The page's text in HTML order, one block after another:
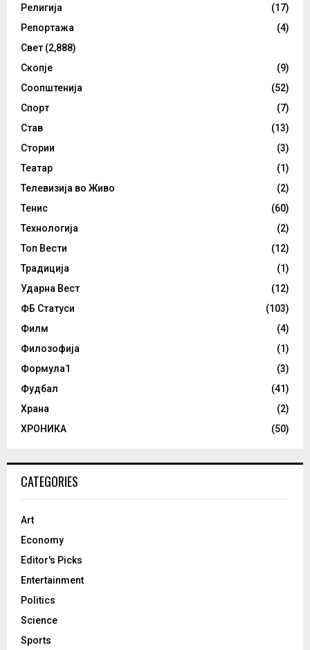
Религија
(17)
Репортажа
(4)
Свет (2,888)
Скопје
(9)
Соопштенија
(52)
Спорт
(7)
Став
(13)
Стории
(3)
Театар
(1)
Телевизија во Живо
(2)
Тенис
(60)
Технологија
(2)
Топ Вести
(12)
Традиција
(1)
Ударна Вест
(12)
ФБ Статуси
(103)
Филм
(4)
Филозофија
(1)
Формула1
(3)
Фудбал
(41)
Храна
(2)
ХРОНИКА
(50)
CATEGORIES
Art
Economy
Editor's Picks
Entertainment
Politics
Science
Sports